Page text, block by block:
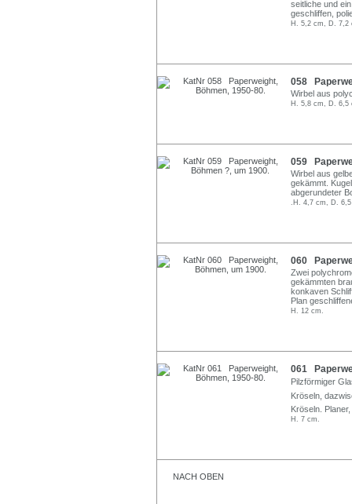
seitliche und
geschliffen,
H. 5,2 cm, D. 7,2
058
Wirbel aus
H. 5,8 cm, D. 6,5
059
Wirbel aus
gekämmt.
abgerundeter
.H. 4,7 cm, D.
060
Zwei
gekämmten
konkaven
Plan
H. 12 cm.
061
Pilzförmiger
Kröseln,
Kröseln.
H. 7 cm.
NACH OBEN